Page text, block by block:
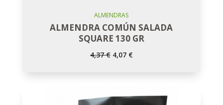
Añadir Al Carro
ALMENDRAS
ALMENDRA COMÚN SALADA
SQUARE 130 GR
4,37€ El
precio
4,07 €El